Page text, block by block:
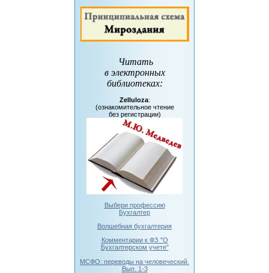
Читать
в электронных
библиотеках:
Zelluloza:
(ознакомительное чтение
без регистрации)
Выбери профессию
Бухгалтер
Волшебная бухгалтерия
Комментарии к ФЗ "О
Бухгалтерском учете"
МСФО: переводы на человеческий.
Вып. 1-3